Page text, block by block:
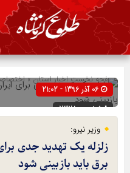
صفحه نخستاخبار استان»
شناسه : 2328
وزیر نیرو:
زلزله یک تهدید جدی
برق باید بازبینی شود